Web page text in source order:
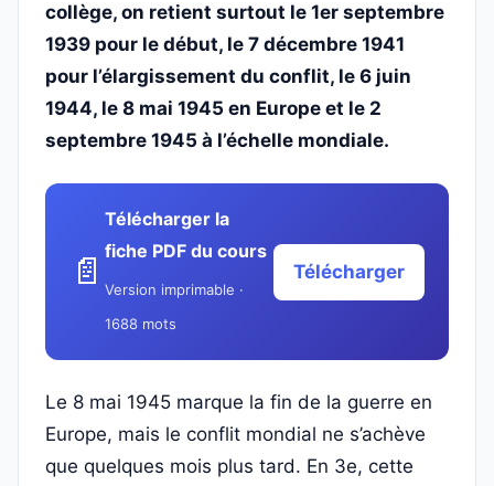
collège, on retient surtout le 1er septembre
1939 pour le début, le 7 décembre 1941
pour l’élargissement du conflit, le 6 juin
1944, le 8 mai 1945 en Europe et le 2
septembre 1945 à l’échelle mondiale.
📄
Télécharger la
fiche PDF du cours
Version imprimable ·
1688 mots
Télécharger
Le 8 mai 1945 marque la fin de la guerre en
Europe, mais le conflit mondial ne s’achève
que quelques mois plus tard. En 3e, cette